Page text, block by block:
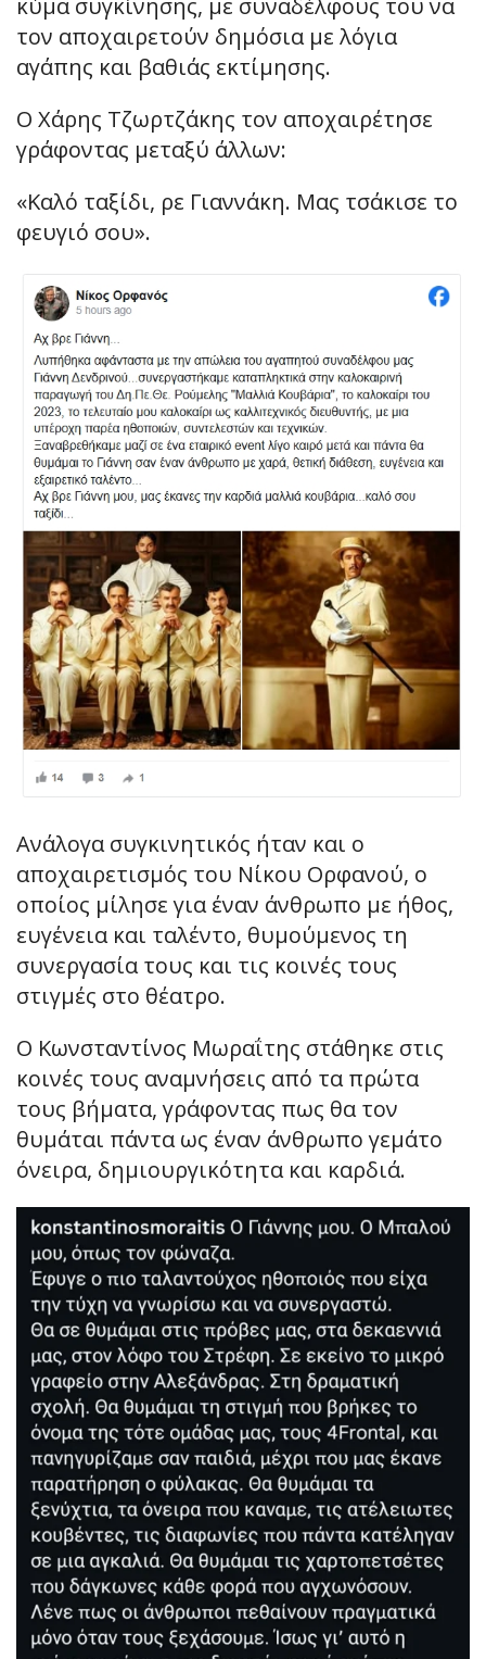
κύμα συγκίνησης, με συναδέλφους του να
τον αποχαιρετούν δημόσια με λόγια
αγάπης και βαθιάς εκτίμησης.
Ο Χάρης Τζωρτζάκης τον αποχαιρέτησε
γράφοντας μεταξύ άλλων:
«Καλό ταξίδι, ρε Γιαννάκη. Μας τσάκισε το
φευγιό σου».
Ανάλογα συγκινητικός ήταν και ο
αποχαιρετισμός του Νίκου Ορφανού, ο
οποίος μίλησε για έναν άνθρωπο με ήθος,
ευγένεια και ταλέντο, θυμούμενος τη
συνεργασία τους και τις κοινές τους
στιγμές στο θέατρο.
Ο Κωνσταντίνος Μωραΐτης στάθηκε στις
κοινές τους αναμνήσεις από τα πρώτα
τους βήματα, γράφοντας πως θα τον
θυμάται πάντα ως έναν άνθρωπο γεμάτο
όνειρα, δημιουργικότητα και καρδιά.